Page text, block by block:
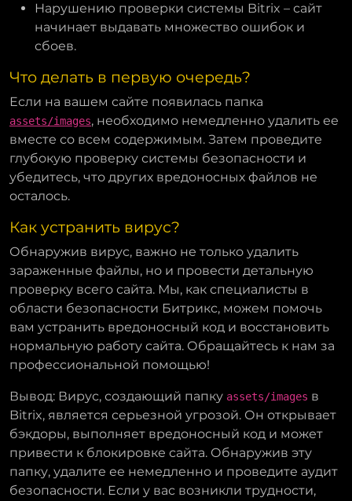
Нарушению проверки системы Bitrix – сайт
начинает выдавать множество ошибок и
сбоев.
Что делать в первую очередь?
Если на вашем сайте появилась папка
assets/images, необходимо немедленно удалить ее
вместе со всем содержимым. Затем проведите
глубокую проверку системы безопасности и
убедитесь, что других вредоносных файлов не
осталось.
Как устранить вирус?
Обнаружив вирус, важно не только удалить
зараженные файлы, но и провести детальную
проверку всего сайта. Мы, как специалисты в
области безопасности Битрикс, можем помочь
вам устранить вредоносный код и восстановить
нормальную работу сайта. Обращайтесь к нам за
профессиональной помощью!
Вывод: Вирус, создающий папку assets/images в
Bitrix, является серьезной угрозой. Он открывает
бэкдоры, выполняет вредоносный код и может
привести к блокировке сайта. Обнаружив эту
папку, удалите ее немедленно и проведите аудит
безопасности. Если у вас возникли трудности,